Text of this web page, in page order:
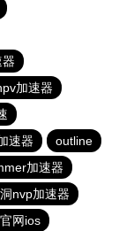
加速器
速器
outline
加速器
nvp加速器
网ios